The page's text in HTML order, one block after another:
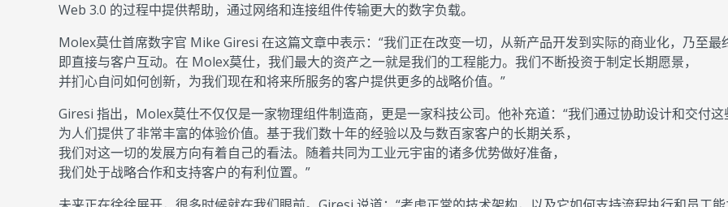
Web 3.0 的过程中提供帮助，通过网络和连接组件传输更大的数字负载。
Molex莫仕首席数字官 Mike Giresi 在这篇文章中表示：“我们正在改变一切，从新产品开发到实际的商业化，乃至最
即直接与客户互动。在 Molex莫仕，我们最大的资产之一就是我们的工程能力。我们不断投资于制定长期愿景，
并扪心自问如何创新，为我们现在和将来所服务的客户提供更多的战略价值。”
Giresi 指出，Molex莫仕不仅仅是一家物理组件制造商，更是一家科技公司。他补充道：“我们通过协助设计和交付这
为人们提供了非常丰富的体验价值。基于我们数十年的经验以及与数百家客户的长期关系，
我们对这一切的发展方向有着自己的看法。随着共同为工业元宇宙的诸多优势做好准备，
我们处于战略合作和支持客户的有利位置。”